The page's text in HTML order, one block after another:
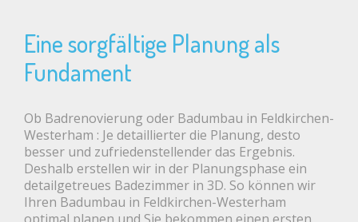
Eine sorgfältige Planung als
Fundament
Ob Badrenovierung oder Badumbau in Feldkirchen-
Westerham : Je detaillierter die Planung, desto
besser und zufriedenstellender das Ergebnis.
Deshalb erstellen wir in der Planungsphase ein
detailgetreues Badezimmer in 3D. So können wir
Ihren Badumbau in Feldkirchen-Westerham